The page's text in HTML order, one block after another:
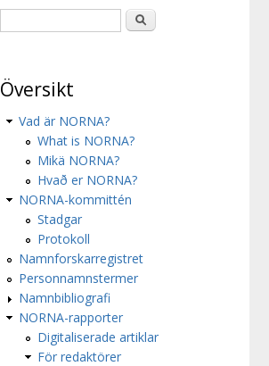
Översikt
Vad är NORNA?
What is NORNA?
Mikä NORNA?
Hvað er NORNA?
NORNA-kommittén
Stadgar
Protokoll
Namnforskarregistret
Personnamnstermer
Namnbibliografi
NORNA-rapporter
Digitaliserade artiklar
För redaktörer